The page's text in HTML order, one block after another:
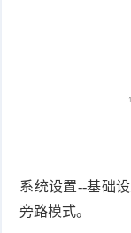
系统设置--基础
旁路模式。